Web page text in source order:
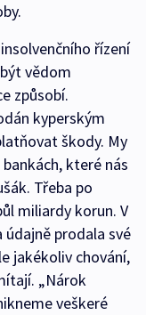
řízení
vědom
způsobí.
kyperským
škody. My
které nás
Třeba po
miliardy korun. V
údajně prodala své
jakékoliv chování,
„Nárok
veškeré